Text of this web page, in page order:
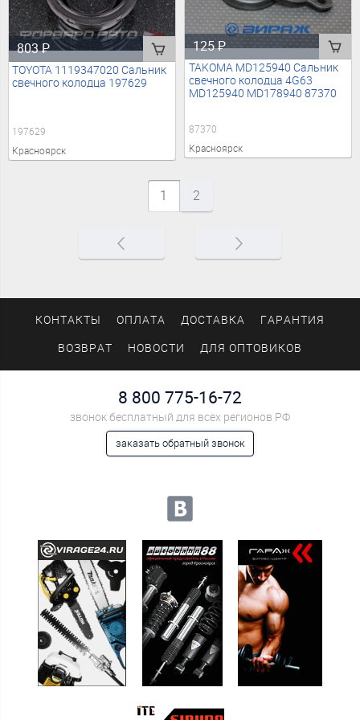
803₽
TOYOTA 1119347020 Сальник
свечного колодца 197629
197629
Красноярск
125₽
TAKOMA MD125940 Сальник
свечного колодца 4G63
MD125940 MD178940 87370
87370
Красноярск
1 2
КОНТАКТЫ ОПЛАТА ДОСТАВКА ГАРАНТИЯ
ВОЗВРАТ НОВОСТИ ДЛЯ ОПТОВИКОВ
8 800 775-16-72
звонок бесплатный для всех регионов РФ
заказать обратный звонок